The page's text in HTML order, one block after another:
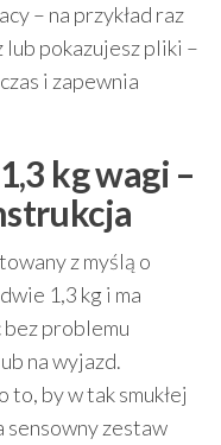
– na przykład raz
lub pokazujesz pliki –
i zapewnia
kg wagi –
z myślą o
1,3 kg i ma
problemu
na wyjazd.
to, by w tak smukłej
sensowny zestaw